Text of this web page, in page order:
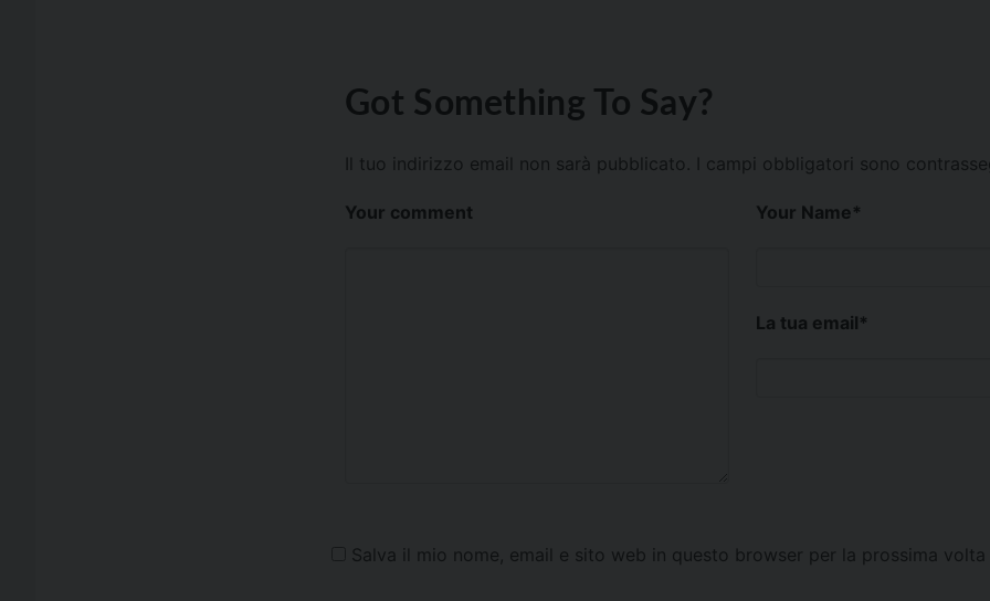
Got Something To Say?
Il tuo indirizzo email non sarà pubblicato. I campi obbligatori sono
Your comment Your Name*
La tua email*
Salva il mio nome, email e sito web in questo browser per la prossima volta